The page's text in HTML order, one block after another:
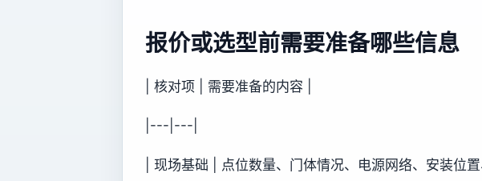
报价或选型前需要准备哪些信息
| 核对项 | 需要准备的内容 |
|---|---|
| 现场基础 | 点位数量、门体情况、电源网络、安装位